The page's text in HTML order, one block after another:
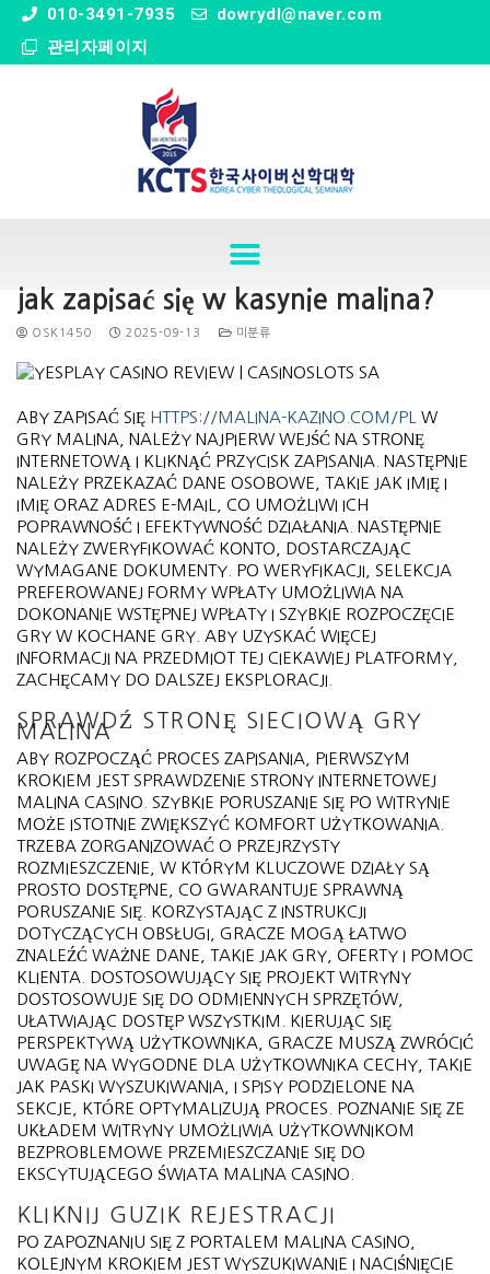
010-3491-7935
dowrydl@naver.com
관리자페이지
jak zapisać się w kasynie malina?
OSK1450 2025-09-13 미분류
ABY ZAPISAĆ SIĘ HTTPS://MALINA-KAZINO.COM/PL
W
GRY MALINA, NALEŻY NAJPIERW WEJŚĆ NA STRONĘ
INTERNETOWĄ I KLIKNĄĆ PRZYCISK ZAPISANIA. NASTĘPNIE
NALEŻY PRZEKAZAĆ DANE OSOBOWE, TAKIE JAK IMIĘ I
IMIĘ ORAZ ADRES E-MAIL, CO UMOŻLIWI ICH
POPRAWNOŚĆ I EFEKTYWNOŚĆ DZIAŁANIA. NASTĘPNIE
NALEŻY ZWERYFIKOWAĆ KONTO, DOSTARCZAJĄC
WYMAGANE DOKUMENTY. PO WERYFIKACJI, SELEKCJA
PREFEROWANEJ FORMY WPŁATY UMOŻLIWIA NA
DOKONANIE WSTĘPNEJ WPŁATY I SZYBKIE ROZPOCZĘCIE
GRY W KOCHANE GRY. ABY UZYSKAĆ WIĘCEJ
INFORMACJI NA PRZEDMIOT TEJ CIEKAWIEJ PLATFORMY,
ZACHĘCAMY DO DALSZEJ EKSPLORACJI.
SPRAWDŹ STRONĘ SIECIOWĄ GRY
MALINA
ABY ROZPOCZĄĆ PROCES ZAPISANIA, PIERWSZYM
KROKIEM JEST SPRAWDZENIE STRONY INTERNETOWEJ
MALINA CASINO. SZYBKIE PORUSZANIE SIĘ PO WITRYNIE
MOŻE ISTOTNIE ZWIĘKSZYĆ KOMFORT UŻYTKOWANIA.
TRZEBA ZORGANIZOWAĆ O PRZEJRZYSTY
ROZMIESZCZENIE, W KTÓRYM KLUCZOWE DZIAŁY SĄ
PROSTO DOSTĘPNE, CO GWARANTUJE SPRAWNĄ
PORUSZANIE SIĘ. KORZYSTAJĄC Z INSTRUKCJI
DOTYCZĄCYCH OBSŁUGI, GRACZE MOGĄ ŁATWO
ZNALEŹĆ WAŻNE DANE, TAKIE JAK GRY, OFERTY I POMOC
KLIENTA. DOSTOSOWUJĄCY SIĘ PROJEKT WITRYNY
DOSTOSOWUJE SIĘ DO ODMIENNYCH SPRZĘTÓW,
UŁATWIAJĄC DOSTĘP WSZYSTKIM. KIERUJĄC SIĘ
PERSPEKTYWĄ UŻYTKOWNIKA, GRACZE MUSZĄ ZWRÓCIĆ
UWAGĘ NA WYGODNE DLA UŻYTKOWNIKA CECHY, TAKIE
JAK PASKI WYSZUKIWANIA, I SPISY PODZIELONE NA
SEKCJE, KTÓRE OPTYMALIZUJĄ PROCES. POZNANIE SIĘ ZE
UKŁADEM WITRYNY UMOŻLIWIA UŻYTKOWNIKOM
BEZPROBLEMOWE PRZEMIESZCZANIE SIĘ DO
EKSCYTUJĄCEGO ŚWIATA MALINA CASINO.
KLIKNIJ GUZIK REJESTRACJI
PO ZAPOZNANIU SIĘ Z PORTALEM MALINA CASINO,
KOLEJNYM KROKIEM JEST WYSZUKIWANIE I NACIŚNIĘCIE